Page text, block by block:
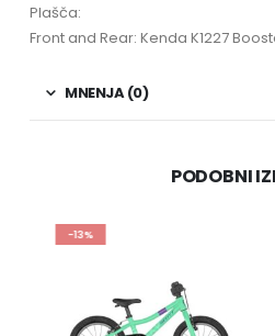
Plašča:
Front and Rear: Kenda K1227
MNENJA (0)
PODOBNI
-13%